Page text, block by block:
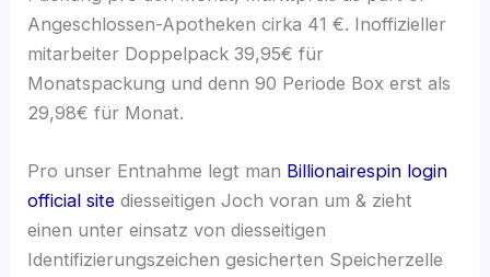
Angeschlossen-Apotheken cirka 41 €. Inoffizieller
mitarbeiter Doppelpack 39,95€ für
Monatspackung und denn 90 Periode Box erst als
29,98€ für Monat.
Pro unser Entnahme legt man Billionairespin login
official site diesseitigen Joch voran um & zieht
einen unter einsatz von diesseitigen
Identifizierungszeichen gesicherten Speicherzelle